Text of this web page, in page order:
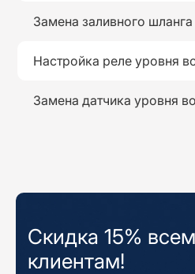
Замена заливного шланга
Настройка реле уровня
Замена датчика уровня
Скидка 15%
клиентам!